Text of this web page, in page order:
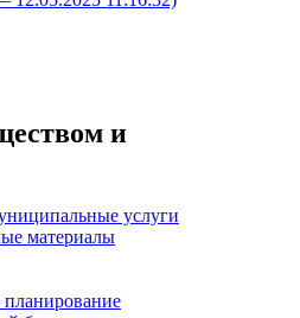
и
услуги
материалы
планирование